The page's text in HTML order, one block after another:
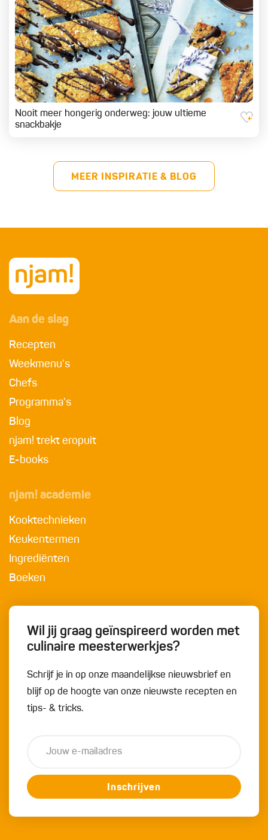
Nooit meer hongerig onderweg: jouw ultieme
snackbakje
MEER INSPIRATIE & BLOG
Aan de slag
Recepten
Weekmenu's
Chefs
Programma's
Blog
njam! trekt eropuit
E-books
njam! academie
Kooktechnieken
Keukentermen
Ingrediënten
Boeken
Wil jij graag geïnspireerd worden met
culinaire meesterwerkjes?
Schrijf je in op onze maandelijkse nieuwsbrief en
blijf op de hoogte van onze nieuwste recepten en
tips- & tricks.
Inschrijven